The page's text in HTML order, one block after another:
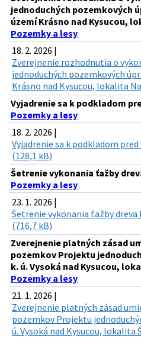
jednoduchých pozemkových
území Krásno nad Kysucou,
Pozemky a lesy
18. 2. 2026 |
Zverejnenie rozhodnutia o
jednoduchých pozemkových
Krásno nad Kysucou, lokalita
Vyjadrenie sa k podkladom
Pozemky a lesy
18. 2. 2026 |
Vyjadrenie sa k podkladom
(128,1 kB)
Šetrenie vykonania ťažby
Pozemky a lesy
23. 1. 2026 |
Šetrenie vykonania ťažby dreva
(716,7 kB)
Zverejnenie platných zásad
pozemkov Projektu
k. ú. Vysoká nad Kysucou,
Pozemky a lesy
21. 1. 2026 |
Zverejnenie platných zásad
pozemkov Projektu
ú. Vysoká nad Kysucou, lokalita